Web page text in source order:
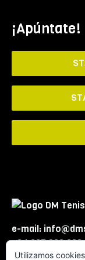
¡Apúntate!
e-mail:
+34 667 863 623
Utilizamos